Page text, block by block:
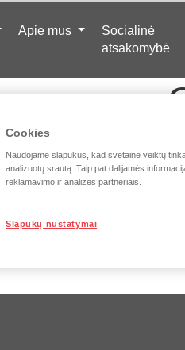
Apie mus
Socialinė
atsakomybė
1 min
nori siekti
Cookies
Naudojame slapukus, kad svetainė veiktų
analizuotų srautą. Taip pat dalijamės
reklamavimo ir analizės partneriais.
Slapukų nustatymai